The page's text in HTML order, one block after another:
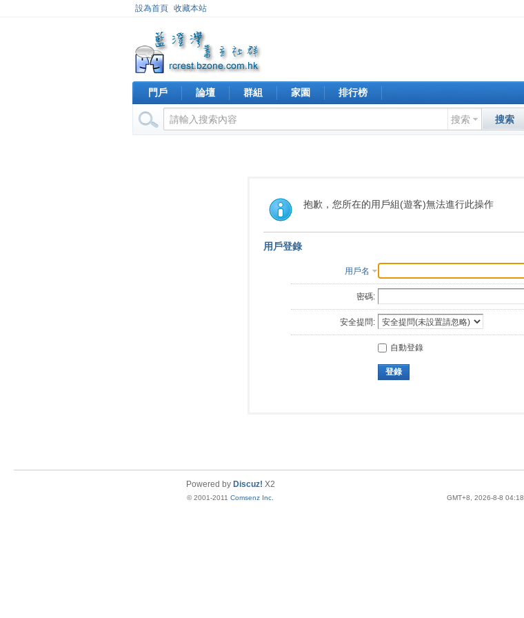
設為首頁 收藏本站
門戶 論壇 群組 家園 排行榜
搜索 搜索
抱歉，您所在的用戶組(遊客)無法進行此操作
用戶登錄
用戶名
密碼:
安全提問:
自動登錄
登錄
GMT+8, 2026-8-8 04:18
Powered by Discuz! X2
© 2001-2011 Comsenz Inc.